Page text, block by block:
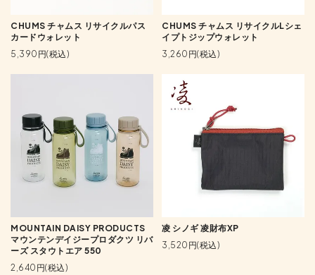
CHUMS チャムス リサイクルパス
カードウォレット
5,390円(税込)
CHUMS チャムス リサイクルLシェ
イプトジップウォレット
3,260円(税込)
MOUNTAIN DAISY PRODUCTS
マウンテンデイジープロダクツ リバ
ーズ スタウトエア 550
2,640円(税込)
凌 シノギ 凌財布XP
3,520円(税込)